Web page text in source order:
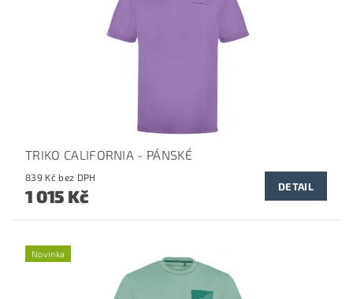
TRIKO CALIFORNIA - PÁNSKÉ
839 Kč bez DPH
1 015 Kč DETAIL
Novinka